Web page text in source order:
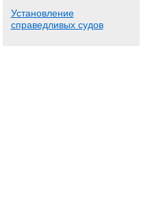
Установление
справедливых судов